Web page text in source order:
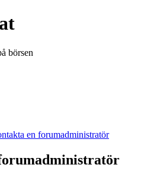
börsen
en forumadministratör